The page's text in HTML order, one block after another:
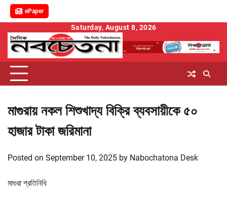
ePaper
content
Saturday, August 8, 2026
মাগুরায় নকল শিশুখাদ্য বিক্রি ব্যবসায়ীকে ৫০
হাজার টাকা জরিমানা
Posted on September 10, 2025 by Nabochatona Desk
মাগুরা প্রতিনিধি